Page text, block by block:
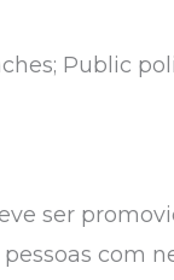
Public
ser
com